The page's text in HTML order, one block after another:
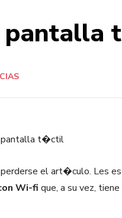
el art�culo. Les
Wi-fi que, a su vez,